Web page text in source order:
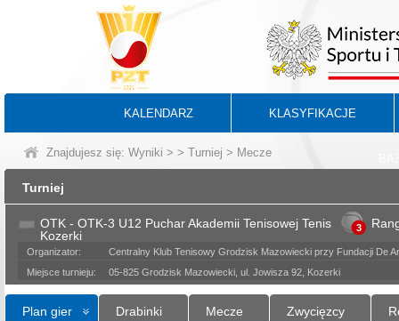
KALENDARZ KLASYFIKACJE
Znajdujesz się: Wyniki > > Turniej > Mecze
Turniej
OTK - OTK-3 U12 Puchar Akademii Tenisowej Tenis
Kozerki
3
Organizator:
Centralny Klub Tenisowy Grodzisk Mazowiecki przy Fundacji De
Miejsce turnieju:
05-825 Grodzisk Mazowiecki, ul. Jowisza 92, Kozerki
Plan gier Drabinki Mecze Zwycięzcy